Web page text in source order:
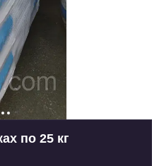
по 25 кг